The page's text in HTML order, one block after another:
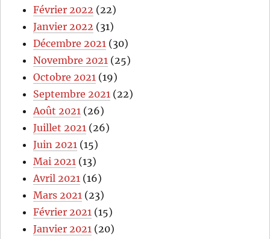
Février 2022 (22)
Janvier 2022 (31)
Décembre 2021 (30)
Novembre 2021 (25)
Octobre 2021 (19)
Septembre 2021 (22)
Août 2021 (26)
Juillet 2021 (26)
Juin 2021 (15)
Mai 2021 (13)
Avril 2021 (16)
Mars 2021 (23)
Février 2021 (15)
Janvier 2021 (20)